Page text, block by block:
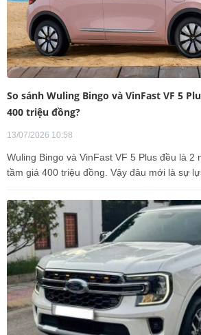
So sánh Wuling Bingo và VinFast VF 5
400 triệu đồng?
13/07/2026 10:58
Wuling Bingo và VinFast VF 5 Plus đều là 2
tầm giá 400 triệu đồng. Vậy đâu mới là sự